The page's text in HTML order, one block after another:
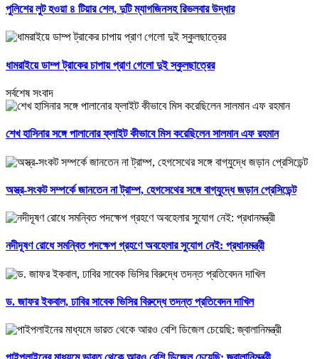
পুলিশের লুট হওয়া ৪ টিয়ার শেল, দুটি ম্যাগজিনসহ রিভলবার উদ্ধার
ধামরাইয়ে ডাম্প ট্রাকের চাপায় প্রাণ গেলো দুই স্কুলছাত্রের
সর্বশেষ সংবাদ
শেখ হাসিনার সঙ্গে পালানোর ফ্লাইট কীভাবে মিস করেছিলেন সালমান এফ রহমান
অস্ত্র-সংকট সম্পর্কে জানতেন না ট্রাম্প, হেগসেথের সঙ্গে বাগ্‌যুদ্ধে জড়ান প্রেসিডেন্ট
নদীদূষণ রোধে সমন্বিত পদক্ষেপ গ্রহণে অবহেলার সুযোগ নেই: প্রধানমন্ত্রী
ড. জাফর ইকবাল, ঢাবির সাবেক ভিসির বিরুদ্ধে তদন্ত প্রতিবেদন দাখিল